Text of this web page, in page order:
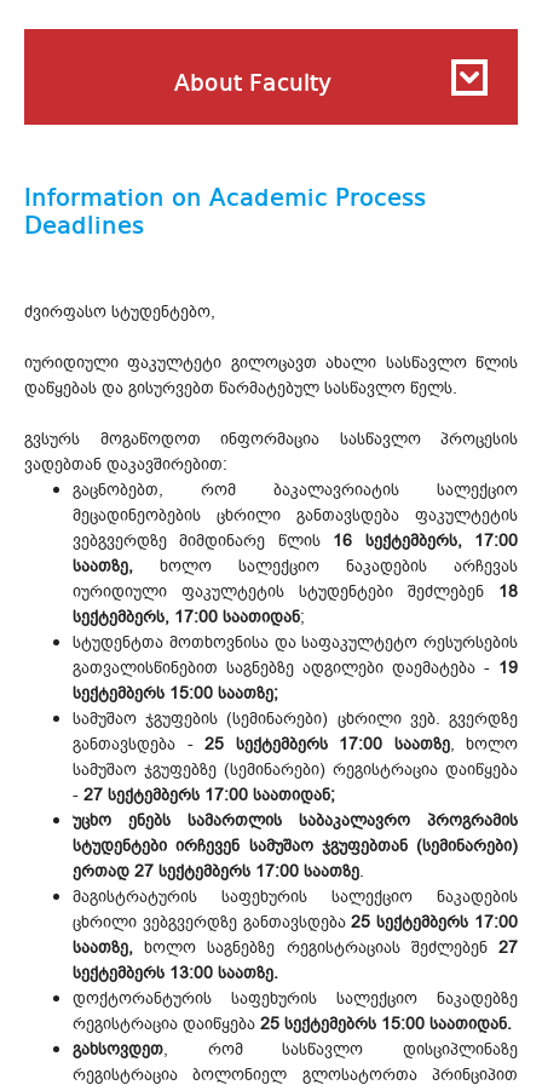
About Faculty
Information on Academic Process
Deadlines
ძვირფასო სტუდენტებო,
იურიდიული ფაკულტეტი გილოცავთ ახალი სასწავლო წლის
დაწყებას და გისურვებთ წარმატებულ სასწავლო წელს.
გვსურს მოგაწოდოთ ინფორმაცია სასწავლო პროცესის
ვადებთან დაკავშირებით:
გაცნობებთ, რომ ბაკალავრიატის სალექციო
მეცადინეობების ცხრილი განთავსდება ფაკულტეტის
ვებგვერდზე მიმდინარე წლის 16 სექტემბერს, 17:00
საათზე, ხოლო სალექციო ნაკადების არჩევას
იურიდიული ფაკულტეტის სტუდენტები შეძლებენ 18
სექტემბერს, 17:00 საათიდან;
სტუდენტთა მოთხოვნისა და საფაკულტეტო რესურსების
გათვალისწინებით საგნებზე ადგილები დაემატება - 19
სექტემბერს 15:00 საათზე;
სამუშაო ჯგუფების (სემინარები) ცხრილი ვებ. გვერდზე
განთავსდება - 25 სექტემბერს 17:00 საათზე, ხოლო
სამუშაო ჯგუფებზე (სემინარები) რეგისტრაცია დაიწყება
- 27 სექტემბერს 17:00 საათიდან;
უცხო ენებს სამართლის საბაკალავრო პროგრამის
სტუდენტები ირჩევენ სამუშაო ჯგუფებთან (სემინარები)
ერთად 27 სექტემბერს 17:00 საათზე.
მაგისტრატურის საფეხურის სალექციო ნაკადების
ცხრილი ვებგვერდზე განთავსდება25 სექტემბერს 17:00
საათზე, ხოლო საგნებზე რეგისტრაციას შეძლებენ 27
სექტემბერს 13:00 საათზე.
დოქტორანტურის საფეხურის სალექციო ნაკადებზე
რეგისტრაცია დაიწყება 25 სექტემებრს 15:00 საათიდან.
გახსოვდეთ, რომ სასწავლო დისციპლინაზე
რეგისტრაცია ბოლონიელ გლოსატორთა პრინციპით